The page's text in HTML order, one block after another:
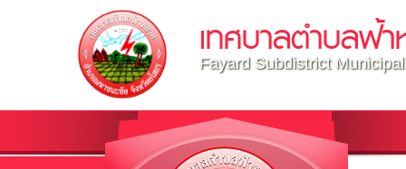
เทศบาลตำบลฟ้
Fayard Subdistrict